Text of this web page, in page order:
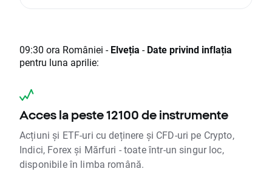
09:30 ora României -Elveția -Date privind inflația
pentru luna aprilie:
Acces la peste 12100 de instrumente
Acțiuni și ETF-uri cu deținere și CFD-uri pe Crypto,
Indici, Forex și Mărfuri - toate într-un singur loc,
disponibile în limba română.